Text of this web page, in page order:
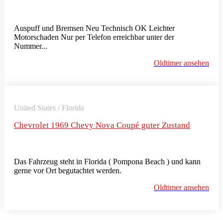
Auspuff und Bremsen Neu Technisch OK Leichter
Motorschaden Nur per Telefon erreichbar unter der
Nummer...
Oldtimer ansehen
United States / Florida
Chevrolet 1969 Chevy Nova Coupé guter Zustand
Das Fahrzeug steht in Florida ( Pompona Beach ) und kann
gerne vor Ort begutachtet werden.
Oldtimer ansehen